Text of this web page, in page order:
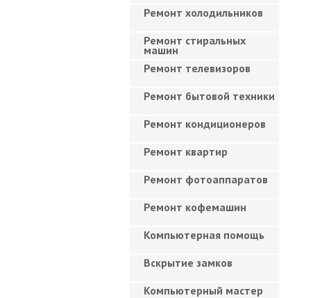
Ремонт холодильников
Ремонт стиральных
машин
Ремонт телевизоров
Ремонт бытовой техники
Ремонт кондиционеров
Ремонт квартир
Ремонт фотоаппаратов
Ремонт кофемашин
Компьютерная помощь
Вскрытие замков
Компьютерный мастер